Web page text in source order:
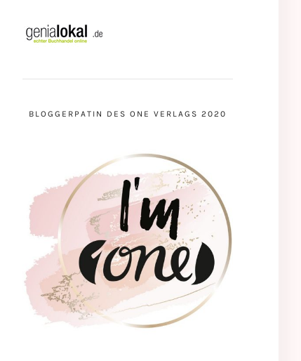
BLOGGERPATIN DES ONE VERLAGS 2020